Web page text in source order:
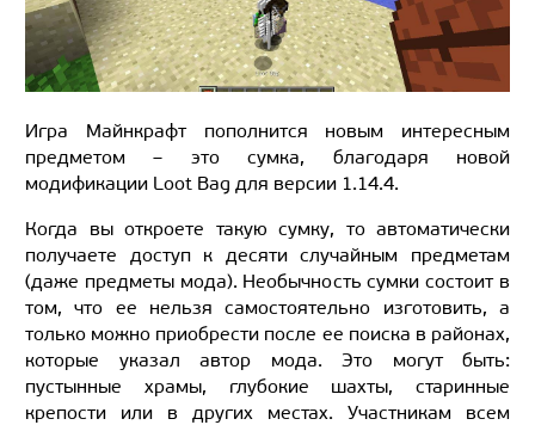
Игра Майнкрафт пополнится новым интересным
предметом – это сумка, благодаря новой
модификации Loot Bag для версии 1.14.4.
Когда вы откроете такую сумку, то автоматически
получаете доступ к десяти случайным предметам
(даже предметы мода). Необычность сумки состоит в
том, что ее нельзя самостоятельно изготовить, а
только можно приобрести после ее поиска в районах,
которые указал автор мода. Это могут быть:
пустынные храмы, глубокие шахты, старинные
крепости или в других местах. Участникам всем